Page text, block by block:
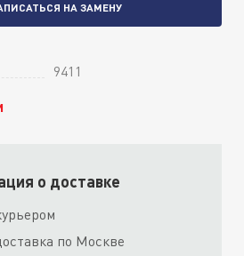
НА ЗАМЕНУ
9411
о доставке
по Москве